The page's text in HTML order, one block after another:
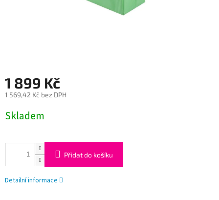
1 899 Kč
1 569,42 Kč bez DPH
cena:
Skladem
Přidat do košíku
Detailní informace